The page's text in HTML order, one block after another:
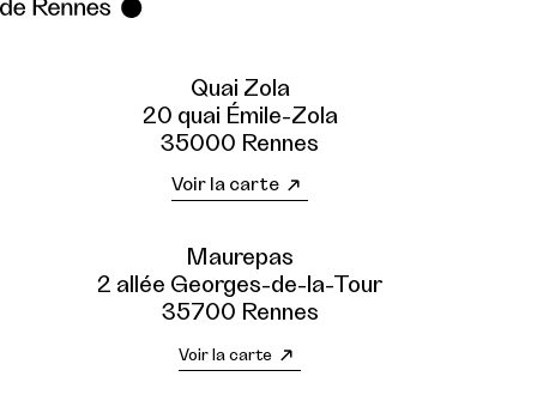
Quai Zola
20 quai Émile-Zola
35000 Rennes
Voir la carte
Maurepas
2 allée Georges-de-la-Tour
35700 Rennes
Voir la carte